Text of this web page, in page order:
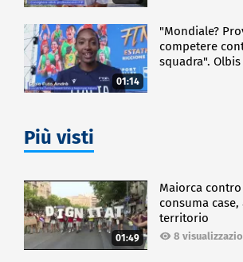
01:14
"Mondiale?
competere
squadra".
Più visti
01:49
Maiorca
consuma case,
territorio
8